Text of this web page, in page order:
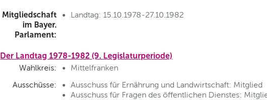
Mitgliedschaft
im Bayer.
Parlament:
Landtag: 15.10.1978-27.10.1982
Der Landtag 1978-1982 (9. Legislaturperiode)
Wahlkreis:
Mittelfranken
Ausschüsse:
Ausschuss für Ernährung und Landwirtschaft: Mitglied
Ausschuss für Fragen des öffentlichen Dienstes: